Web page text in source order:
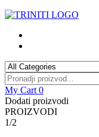
My Cart 0
Dodati proizvodi
PROIZVODI
1/2